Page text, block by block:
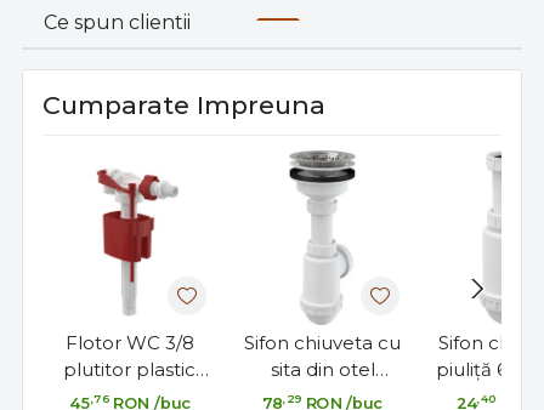
Ce spun clientii
Cumparate Impreuna
Flotor WC 3/8
plutitor plastic
alimentare laterală
45 ,76 RON /buc
Sifon chiuveta cu
sita din otel
inoxidabil DN115-
78 ,29 RON /buc
Sifon
piuliţă 6/4”,
DN50/40
24 ,40